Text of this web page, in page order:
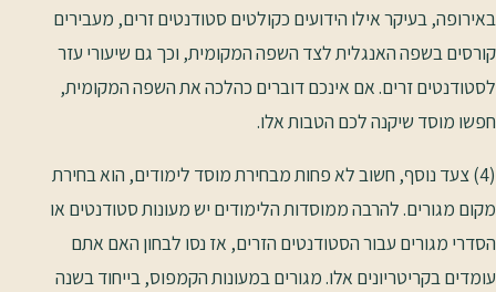
באירופה, בעיקר אילו הידועים כקולטים סטודנטים זרים, מעבירים
קורסים בשפה האנגלית לצד השפה המקומית, וכך גם שיעורי עזר
לסטודנטים זרים. אם אינכם דוברים כהלכה את השפה המקומית,
חפשו מוסד שיקנה לכם הטבות אלו.
(4) צעד נוסף, חשוב לא פחות מבחירת מוסד לימודים, הוא בחירת
מקום מגורים. להרבה ממוסדות הלימודים יש מעונות סטודנטים או
הסדרי מגורים עבור הסטודנטים הזרים, אז נסו לבחון האם אתם
עומדים בקריטריונים אלו. מגורים במעונות הקמפוס, בייחוד בשנה